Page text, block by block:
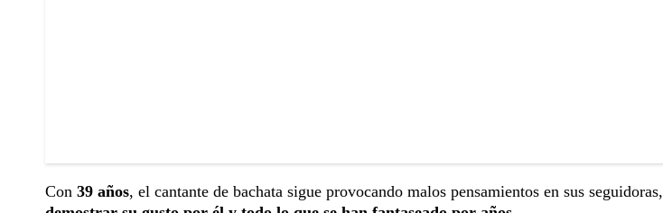
Con 39 años, el cantante de bachata sigue provocando malos pensamientos en sus seguidoras,